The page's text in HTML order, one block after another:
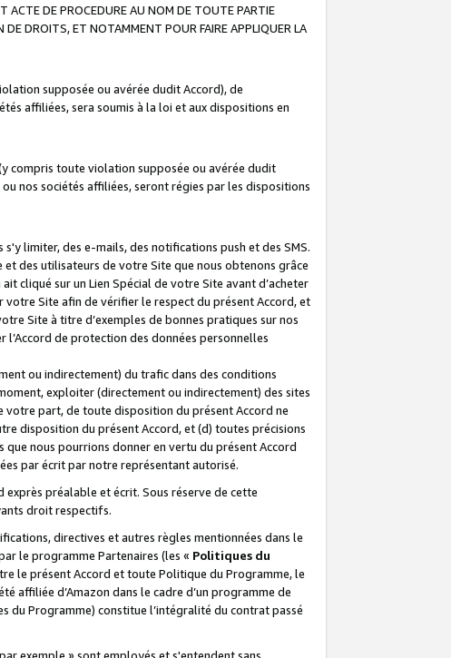
ACTE DE PROCEDURE AU NOM DE TOUTE PARTIE
DROITS, ET NOTAMMENT POUR FAIRE APPLIQUER LA
supposée ou avérée dudit Accord), de
affiliées, sera soumis à la loi et aux dispositions en
compris toute violation supposée ou avérée dudit
nos sociétés affiliées, seront régies par les dispositions
limiter, des e-mails, des notifications push et des SMS.
des utilisateurs de votre Site que nous obtenons grâce
cliqué sur un Lien Spécial de votre Site avant d’acheter
votre Site afin de vérifier le respect du présent Accord, et
Site à titre d’exemples de bonnes pratiques sur nos
de protection des données personnelles
ou indirectement) du trafic dans des conditions
exploiter (directement ou indirectement) des sites
votre part, de toute disposition du présent Accord ne
disposition du présent Accord, et (d) toutes précisions
nous pourrions donner en vertu du présent Accord
par écrit par notre représentant autorisé.
préalable et écrit. Sous réserve de cette
droit respectifs.
directives et autres règles mentionnées dans le
le programme Partenaires (les « Politiques du
le présent Accord et toute Politique du Programme, le
affiliée d’Amazon dans le cadre d’un programme de
du Programme) constitue l’intégralité du contrat passé